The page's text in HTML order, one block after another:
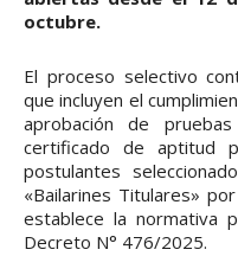
octubre.
El proceso selectivo
que incluyen el
aprobación de
certificado de aptitud
postulantes
«Bailarines Titulares»
establece la normativa
Decreto N° 476/2025.